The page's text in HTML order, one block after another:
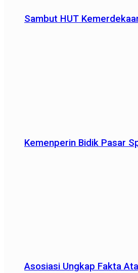
Sambut HUT
Kemenperin Bidik Pasar
Asosiasi Ungkap Fakta